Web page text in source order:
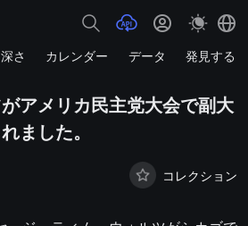
深さ カレンダー データ 発見する
アメリカ民主党大会で副大
ました。
コレクション